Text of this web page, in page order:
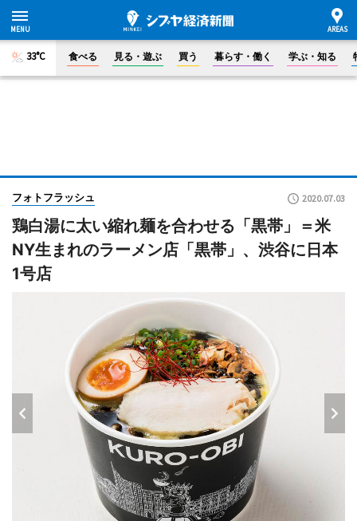
33°C 食べる 見る・遊ぶ 買う 暮らす・働く 学ぶ・知る
フォトフラッシュ 2020.07.03
鶏白湯に太い縮れ麺を合わせる「黒帯」＝米
NY生まれのラーメン店「黒帯」、渋谷に日本
1号店